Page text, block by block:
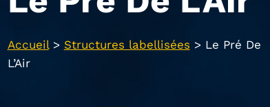
Accueil> Structures labellisées > Le Pré De
L’Air